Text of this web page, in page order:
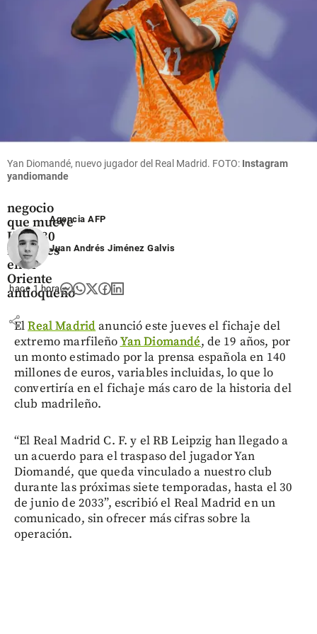
AES
share
cruzan el
cielo: así
negocio
que mueve
US$ 380
millones
en el
Oriente
antioqueño
share
Yan Diomandé, nuevo jugador del Real Madrid. FOTO: Instagram
yandiomande
Agencia AFP
Juan Andrés Jiménez Galvis
hace 1 hora
ElReal Madridanunció este jueves el fichaje del
extremo marfileñoYan Diomandé, de 19 años, por
un monto estimado por la prensa española en 140
millones de euros, variables incluidas, lo que lo
convertiría en el fichaje más caro de la historia del
club madrileño.
“El Real Madrid C. F. y el RB Leipzig han llegado a
un acuerdo para el traspaso del jugador Yan
Diomandé, que queda vinculado a nuestro club
durante las próximas siete temporadas, hasta el 30
de junio de 2033”, escribió el Real Madrid en un
comunicado, sin ofrecer más cifras sobre la
operación.